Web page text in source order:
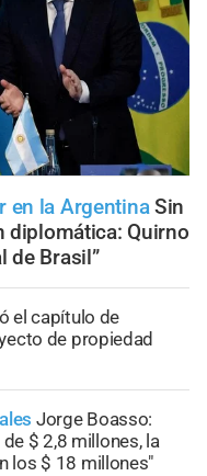
en la Argentina Sin
diplomática: Quirno
de Brasil”
el capítulo de
de propiedad
Jorge Boasso:
$ 2,8 millones, la
los $ 18 millones"